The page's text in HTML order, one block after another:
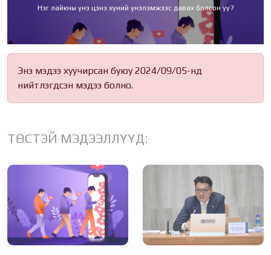
Нэг лайкны үнэ цэнэ хүний үнэлэмжээс давах болсон уу?
Энэ мэдээ хуучирсан буюу 2024/09/05-нд
нийтлэгдсэн мэдээ болно.
ТӨСТЭЙ МЭДЭЭЛЛҮҮД: